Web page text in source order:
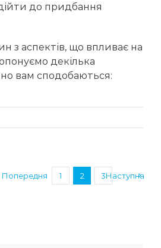
до придбання
з аспектів, що впливає на
декілька
вам сподобаються:
Попередня 1 2 3Наступна